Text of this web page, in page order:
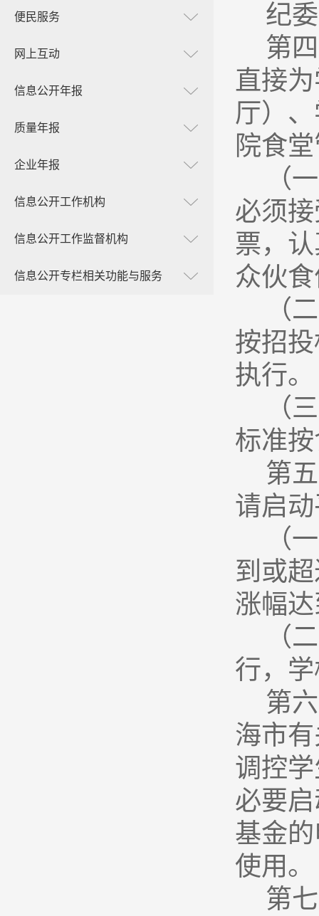
便民服务
网上互动
信息公开年报
质量年报
企业年报
信息公开工作机构
信息公开工作监督机构
信息公开专栏相关功能与服务
纪
第
直接
厅）
院食
（
必须
票，
众伙
（
按招
执行。
（
标准
第
请启
（
到或
涨幅
（
行，
第
海市
调控
必要
基金
使用。
第